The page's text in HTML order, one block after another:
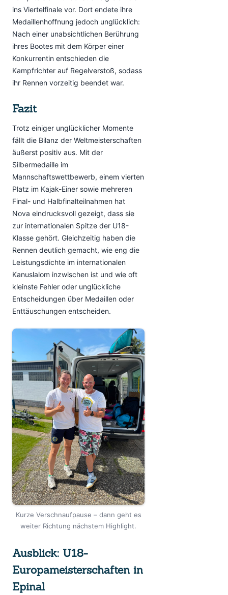
ins Viertelfinale vor. Dort endete ihre
Medaillenhoffnung jedoch unglücklich:
Nach einer unabsichtlichen Berührung
ihres Bootes mit dem Körper einer
Konkurrentin entschieden die
Kampfrichter auf Regelverstoß, sodass
ihr Rennen vorzeitig beendet war.
Fazit
Trotz einiger unglücklicher Momente
fällt die Bilanz der Weltmeisterschaften
äußerst positiv aus. Mit der
Silbermedaille im
Mannschaftswettbewerb, einem vierten
Platz im Kajak-Einer sowie mehreren
Final- und Halbfinalteilnahmen hat
Nova eindrucksvoll gezeigt, dass sie
zur internationalen Spitze der U18-
Klasse gehört. Gleichzeitig haben die
Rennen deutlich gemacht, wie eng die
Leistungsdichte im internationalen
Kanuslalom inzwischen ist und wie oft
kleinste Fehler oder unglückliche
Entscheidungen über Medaillen oder
Enttäuschungen entscheiden.
Kurze Verschnaufpause – dann geht es
weiter Richtung nächstem Highlight.
Ausblick: U18-
Europameisterschaften in
Epinal